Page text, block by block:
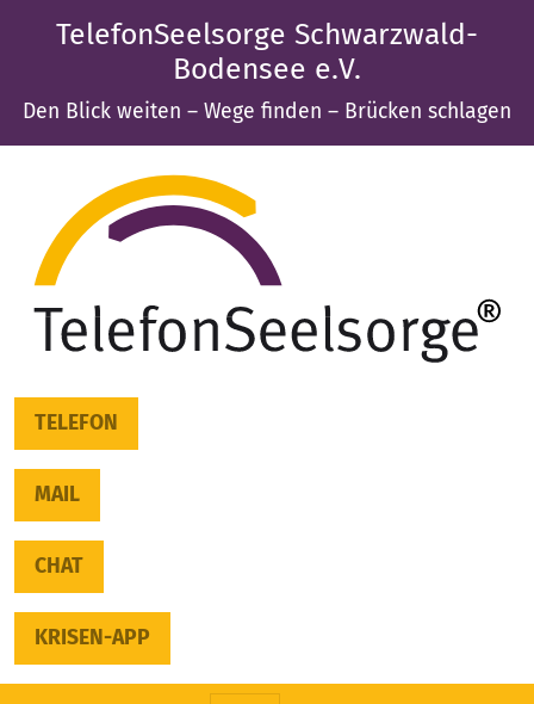
TelefonSeelsorge Schwarzwald-
Bodensee e.V.
Den Blick weiten – Wege finden – Brücken schlagen
TELEFON
MAIL
CHAT
KRISEN-APP